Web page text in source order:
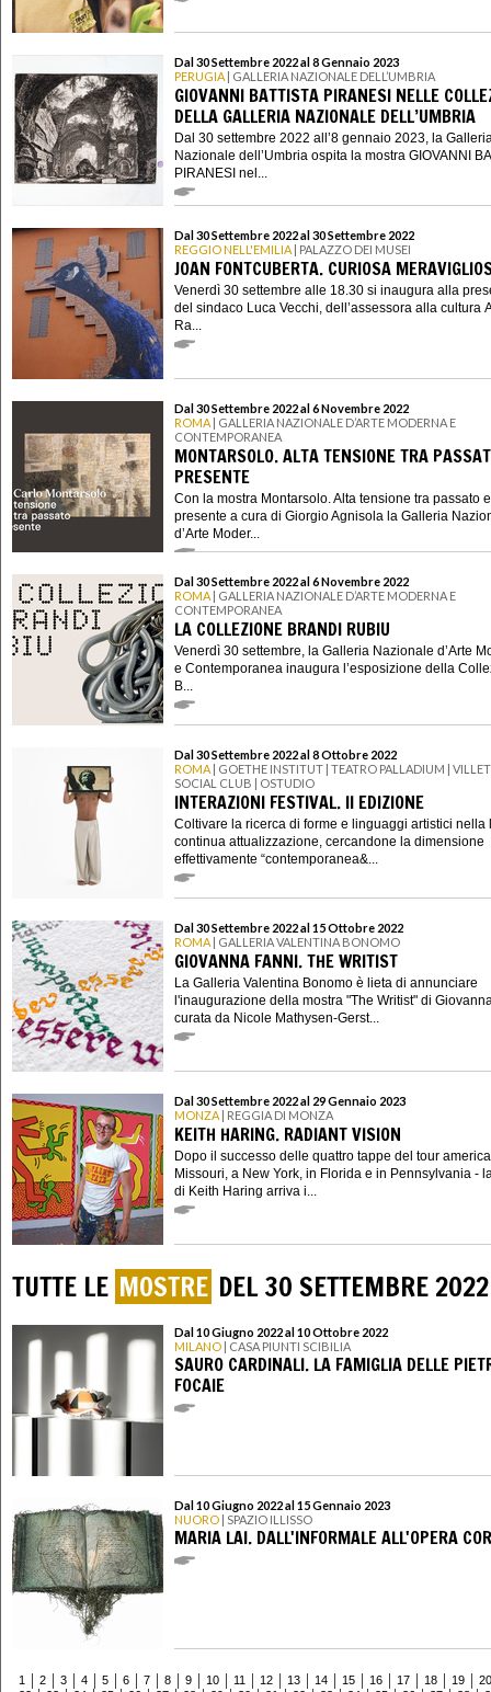
Dal 30 Settembre 2022 al 8 Gennaio 2023
PERUGIA | GALLERIA NAZIONALE DELL’UMBRIA
GIOVANNI BATTISTA PIRANESI NELLE
DELLA GALLERIA NAZIONALE DELL’UMBRIA
Dal 30 settembre 2022 all’8 gennaio 2023, la
Nazionale dell’Umbria ospita la mostra GIOVANNI
PIRANESI nel...
Dal 30 Settembre 2022 al 30 Settembre 2022
REGGIO NELL'EMILIA | PALAZZO DEI MUSEI
JOAN FONTCUBERTA. CURIOSA
Venerdì 30 settembre alle 18.30 si inaugura alla
del sindaco Luca Vecchi, dell’assessora alla cultura
Ra...
Dal 30 Settembre 2022 al 6 Novembre 2022
ROMA | GALLERIA NAZIONALE D’ARTE MODERNA E
CONTEMPORANEA
MONTARSOLO. ALTA TENSIONE TRA
PRESENTE
Con la mostra Montarsolo. Alta tensione tra passato e
presente a cura di Giorgio Agnisola la Galleria
d’Arte Moder...
Dal 30 Settembre 2022 al 6 Novembre 2022
ROMA | GALLERIA NAZIONALE D’ARTE MODERNA E
CONTEMPORANEA
LA COLLEZIONE BRANDI RUBIU
Venerdì 30 settembre, la Galleria Nazionale d’Arte
e Contemporanea inaugura l’esposizione della
B...
Dal 30 Settembre 2022 al 8 Ottobre 2022
ROMA | GOETHE INSTITUT | TEATRO PALLADIUM |
SOCIAL CLUB | OSTUDIO
INTERAZIONI FESTIVAL. II EDIZIONE
Coltivare la ricerca di forme e linguaggi artistici nella
continua attualizzazione, cercandone la dimensione
effettivamente “contemporanea&...
Dal 30 Settembre 2022 al 15 Ottobre 2022
ROMA | GALLERIA VALENTINA BONOMO
GIOVANNA FANNI. THE WRITIST
La Galleria Valentina Bonomo è lieta di annunciare
l'inaugurazione della mostra "The Writist" di
curata da Nicole Mathysen-Gerst...
Dal 30 Settembre 2022 al 29 Gennaio 2023
MONZA | REGGIA DI MONZA
KEITH HARING. RADIANT VISION
Dopo il successo delle quattro tappe del tour
Missouri, a New York, in Florida e in Pennsylvania -
di Keith Haring arriva i...
TUTTE LE MOSTRE DEL 30 SETTEMBRE 2022
Dal 10 Giugno 2022 al 10 Ottobre 2022
MILANO | CASA PIUNTI SCIBILIA
SAURO CARDINALI. LA FAMIGLIA DELLE
FOCAIE
Dal 10 Giugno 2022 al 15 Gennaio 2023
NUORO | SPAZIO ILLISSO
MARIA LAI. DALL'INFORMALE ALL'OPERA
1 2 3 4 5 6 7 8 9 10 11 12 13 14 15 16 17 18 19
20